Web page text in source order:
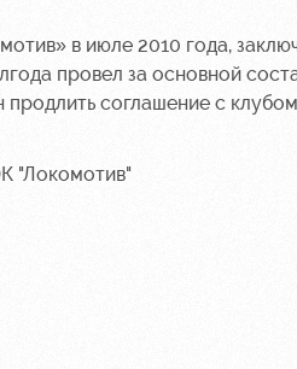
в июле 2010 года,
провел за основной
соглашение с
"Локомотив"